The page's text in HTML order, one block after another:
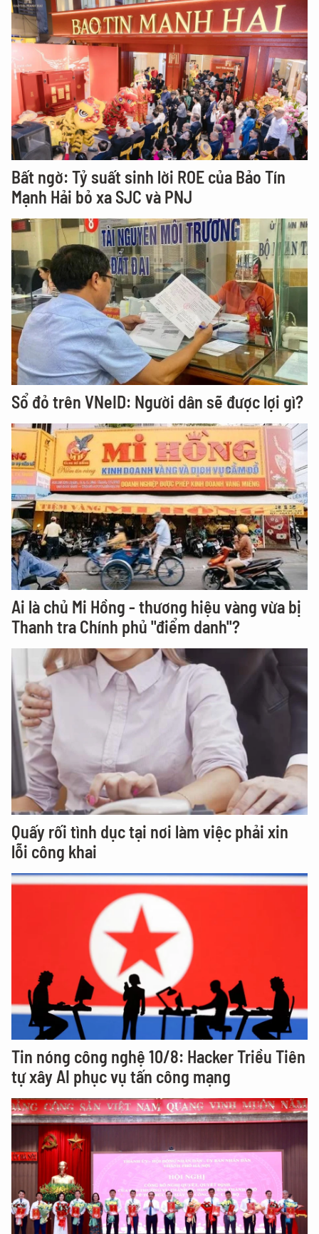
Bất ngờ: Tỷ suất sinh lời ROE của Bảo Tín
Mạnh Hải bỏ xa SJC và PNJ
Sổ đỏ trên VNeID: Người dân sẽ được lợi gì?
Ai là chủ Mi Hồng - thương hiệu vàng vừa bị
Thanh tra Chính phủ "điểm danh"?
Quấy rối tình dục tại nơi làm việc phải xin
lỗi công khai
Tin nóng công nghệ 10/8: Hacker Triều Tiên
tự xây AI phục vụ tấn công mạng